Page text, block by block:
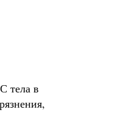
тела в